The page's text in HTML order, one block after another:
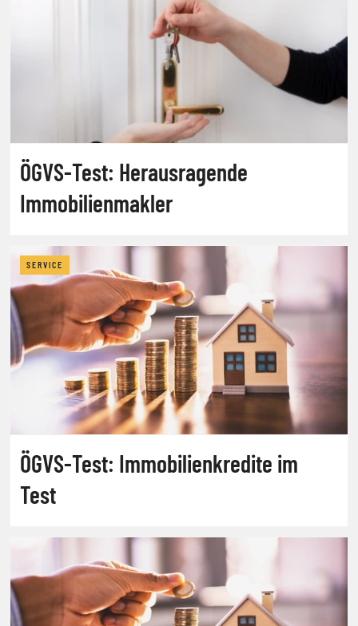
ÖGVS-Test: Herausragende
Immobilienmakler
SERVICE
ÖGVS-Test: Immobilienkredite im
Test